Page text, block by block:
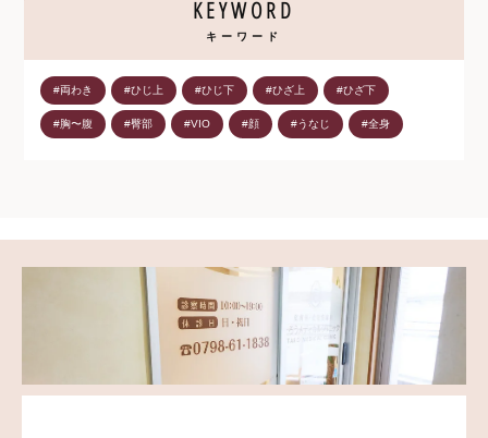
KEYWORD
キーワード
#両わき #ひじ上 #ひじ下 #ひざ上 #ひざ下
#胸〜腹 #臀部 #VIO #顔 #うなじ #全身